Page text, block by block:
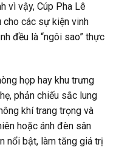
vì vậy, Cúp Pha Lê
cho các sự kiện vinh
đều là “ngôi sao” thực
họp hay khu trưng
phản chiếu sắc lung
khí trang trọng và
hoặc ánh đèn sân
nổi bật, làm tăng giá trị